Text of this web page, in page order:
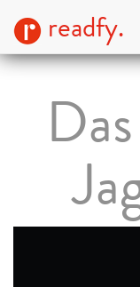
readfy.